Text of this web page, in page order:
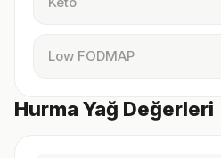
Low FODMAP
Hurma Yağ Değerleri